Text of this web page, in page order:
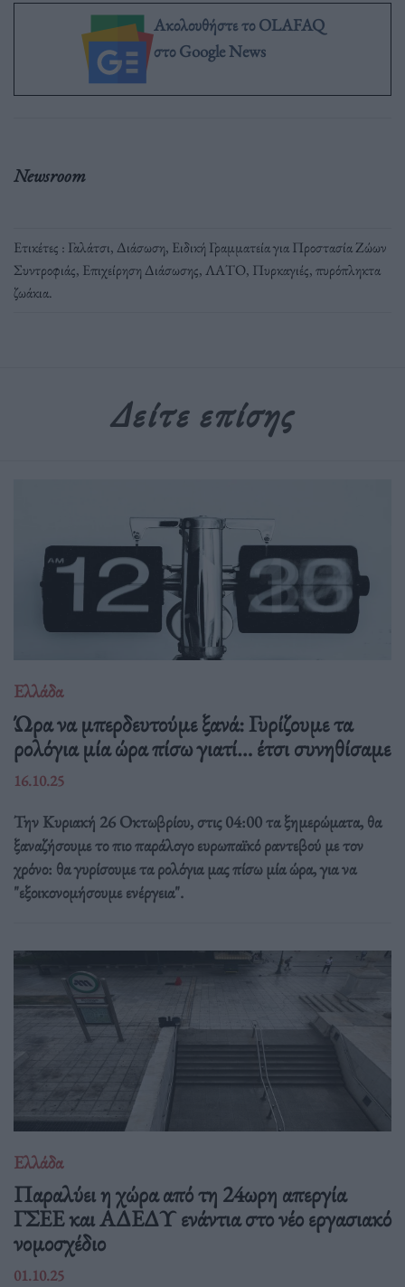
Ακολουθήστε το OLAFAQ
στο Google News
Newsroom
Ετικέτες : Γαλάτσι, Διάσωση, Ειδική Γραμματεία για Προστασία Ζώων
Συντροφιάς, Επιχείρηση Διάσωσης,ΛΑΤΟ, Πυρκαγιές,πυρόπληκτα
ζωάκια.
Δείτε επίσης
Ελλάδα
Ώρα να μπερδευτούμε ξανά: Γυρίζουμε τα
ρολόγια μία ώρα πίσω γιατί… έτσι συνηθίσαμε
16.10.25
Την Κυριακή 26 Οκτωβρίου, στις 04:00 τα ξημερώματα, θα
ξαναζήσουμε το πιο παράλογο ευρωπαϊκό ραντεβού με τον
χρόνο: θα γυρίσουμε τα ρολόγια μας πίσω μία ώρα, για να
"εξοικονομήσουμε ενέργεια".
Ελλάδα
Παραλύει η χώρα από τη 24ωρη απεργία
ΓΣΕΕ και ΑΔΕΔΥ ενάντια στο νέο εργασιακό
νομοσχέδιο
01.10.25